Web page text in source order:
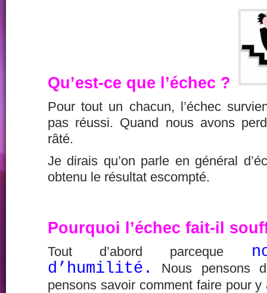
Qu’est-ce que l’échec ?
Pour tout un chacun, l’échec
pas réussi. Quand nous avons
râté.
Je dirais qu’on parle en général
obtenu le résultat escompté.
Pourquoi l’échec fait-il
Tout d’abord parceque
d’humilité.
Nous pensons
pensons savoir comment faire pour